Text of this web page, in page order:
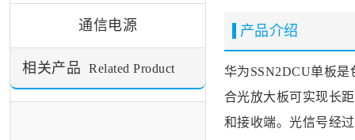
通信电源
相关产品 Related Product
产品介绍
华为SSN2DCU单板是
合光放大板可实现长
和接收端。光信号经